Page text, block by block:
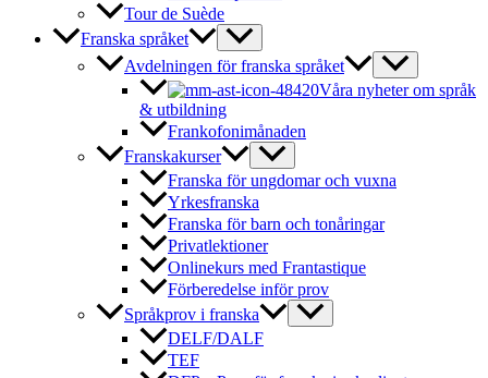
Tour de Suède
Franska språket
Avdelningen för franska språket
Våra nyheter om språk
& utbildning
Frankofonimånaden
Franskakurser
Franska för ungdomar och vuxna
Yrkesfranska
Franska för barn och tonåringar
Privatlektioner
Onlinekurs med Frantastique
Förberedelse inför prov
Språkprov i franska
DELF/DALF
TEF